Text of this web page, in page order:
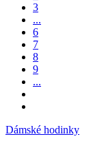
3
...
6
7
8
9
...
Dámské hodinky